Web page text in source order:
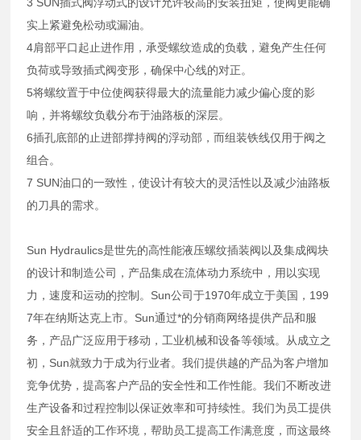
实上紧避免松动或漏油。
4肩部平口起止进作用，承受螺纹造成的负载，避免产生任何
负荷或导致插式阀变形，确保中心线的对正。
5将螺纹置于中位使阀获得最大的流量能力减少偏心度的影
响，并将螺纹负载分布于油路板的深层。
6插孔底部的止进部撑持阀的浮动部，而组装铁线仅用于阀之
组合。
7 SUN油口的一致性，使设计有较大的灵活性以及减少油路板
的刀具的需求。
Sun Hydraulics是世先的高性能液压螺纹插装阀以及集成阀块
的设计和制造公司，产品集成在流体动力系统中，用以实现
力，速度和运动的控制。Sun公司于1970年成立于美国，199
7年在纳斯达克上市。Sun通过*的分销商网络提供产品和服
务，产品广泛应用于移动，工业机械和设备等领域。从成立之
初，Sun就致力于成为行业者。我们提供越的产品为客户增加
竞争优势，提高客户产品的安全性和工作性能。我们不断改进
生产设备和过程控制以保证效率和可持续性。我们为员工提供
安全且舒适的工作环境，帮助员工提高工作满意度，而这最终